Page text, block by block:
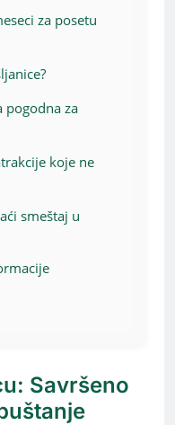
za posetu
pogodna za
koje ne
smeštaj u
Savršeno